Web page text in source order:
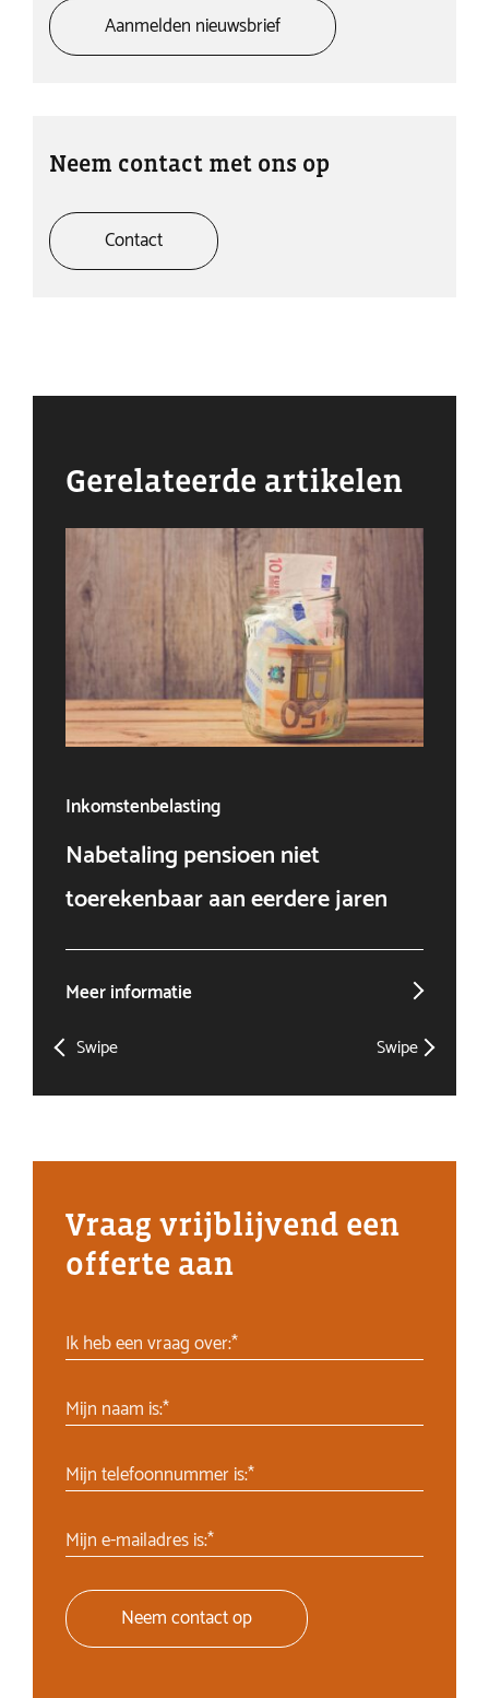
Aanmelden nieuwsbrief
Neem contact met ons op
Contact
Gerelateerde artikelen
Inkomstenbelasting
Nabetaling pensioen niet
toerekenbaar aan eerdere jaren
Meer informatie
Swipe Swipe
Vraag vrijblijvend een
offerte aan
Ik heb een vraag over:*
Mijn naam is:*
Mijn telefoonnummer is:*
Mijn e-mailadres is:*
Neem contact op